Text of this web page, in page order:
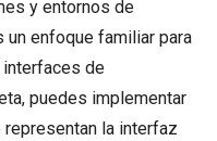
y entornos de
enfoque familiar para
interfaces de
puedes implementar
la interfaz